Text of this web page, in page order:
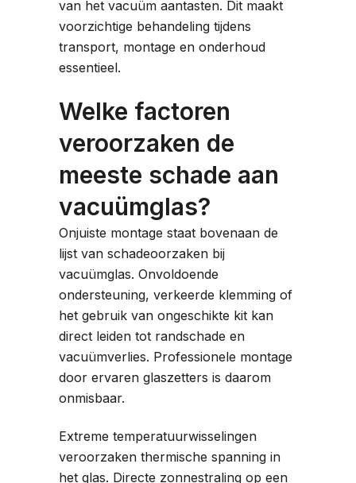
van het vacuüm aantasten. Dit maakt
voorzichtige behandeling tijdens
transport, montage en onderhoud
essentieel.
Welke factoren
veroorzaken de
meeste schade aan
vacuümglas?
Onjuiste montage staat bovenaan de
lijst van schadeoorzaken bij
vacuümglas. Onvoldoende
ondersteuning, verkeerde klemming of
het gebruik van ongeschikte kit kan
direct leiden tot randschade en
vacuümverlies. Professionele montage
door ervaren glaszetters is daarom
onmisbaar.
Extreme temperatuurwisselingen
veroorzaken thermische spanning in
het glas. Directe zonnestraling op een